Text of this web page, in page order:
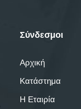
Σύνδεσμοι
Αρχική
Κατάστημα
Η Εταιρία